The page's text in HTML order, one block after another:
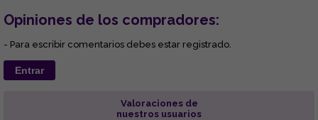
Opiniones de los compradores:
- Para escribir comentarios debes estar registrado.
Entrar
Valoraciones de
nuestros usuarios